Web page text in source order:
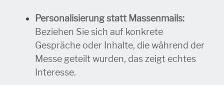
Personalisierung statt Massenmails:
Beziehen Sie sich auf konkrete
Gespräche oder Inhalte, die während der
Messe geteilt wurden, das zeigt echtes
Interesse.